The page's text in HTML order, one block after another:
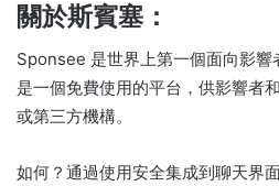
關於斯賓塞：
Sponsee 是世界上第一個面向影響
是一個免費使用的平台，供影響者
或第三方機構。
如何？ 通過使用安全集成到聊天界